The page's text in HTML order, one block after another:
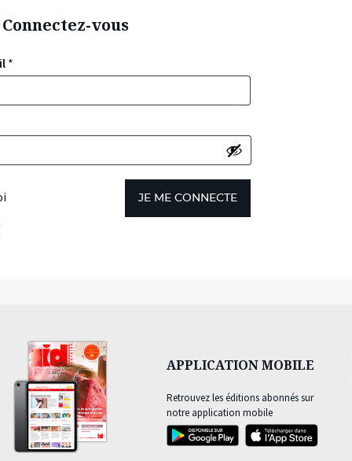
vous
*
JE ME CONNECTE
APPLICATION MOBILE
Retrouvez les éditions abonnés sur
notre application mobile